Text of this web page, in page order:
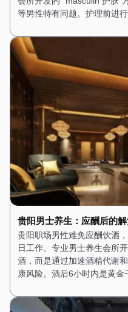
等男性特有问题。护理前进
贵阳男士养生：应酬后的
贵阳职场男性难免应酬饮酒
日工作。专业男士养生会所
酒，而是通过加速酒精代谢
康风险。酒后6小时内是黄